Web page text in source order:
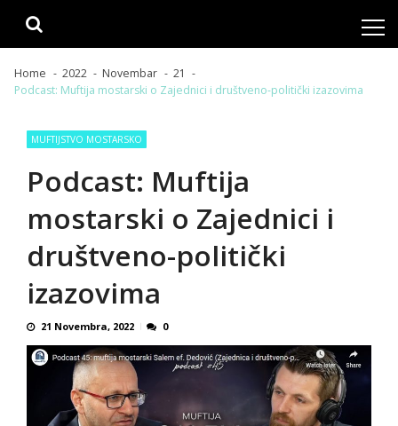
Home 2022 Novembar
21
Podcast: Muftija mostarski o Zajednici i društveno-politički izazovima
MUFTIJSTVO MOSTARSKO
Podcast: Muftija
mostarski o Zajednici i
društveno-politički
izazovima
21 Novembra, 2022 0